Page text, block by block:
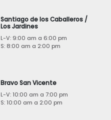
Santiago de los Caballeros /
Los Jardines
L-V: 9:00 am a 6:00 pm
S: 8:00 am a 2:00 pm
Bravo San Vicente
L-V: 10:00 am a 7:00 pm
S: 10:00 am a 2:00 pm